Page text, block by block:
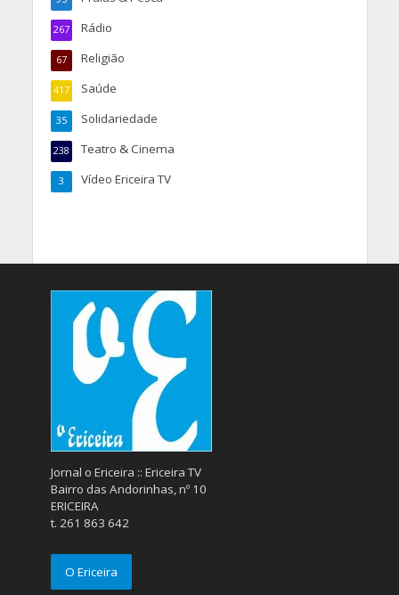
Rádio
267
Religião
67
Saúde
417
Solidariedade
35
Teatro & Cinema
238
Vídeo Ericeira TV
3
Jornal o Ericeira :: Ericeira TV
Bairro das Andorinhas, nº 10
ERICEIRA
t. 261 863 642
O Ericeira